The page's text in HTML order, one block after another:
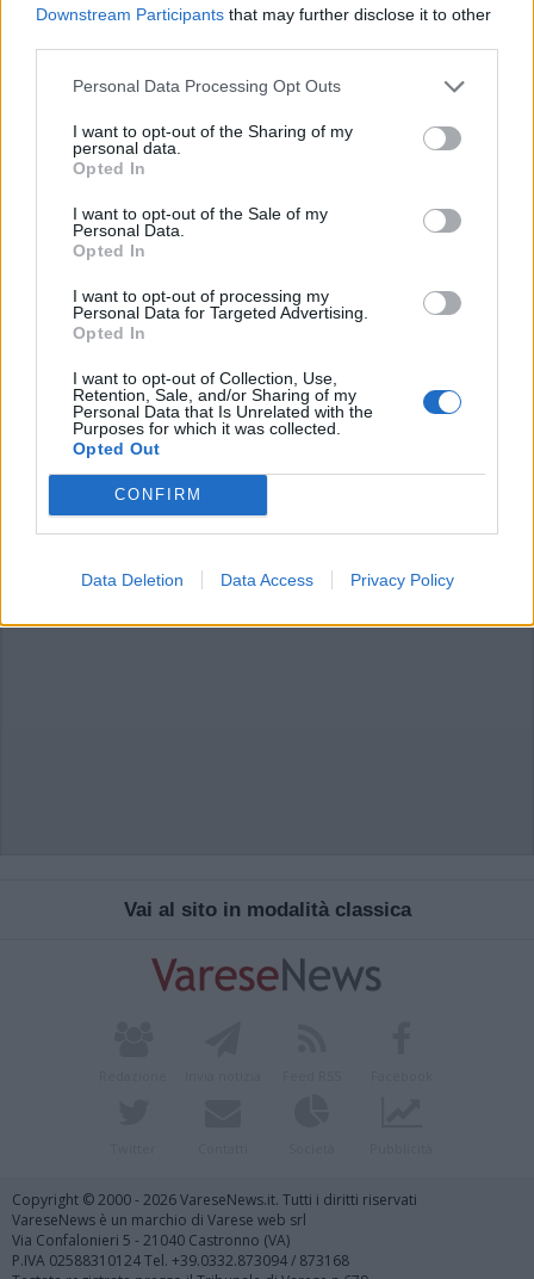
Downstream Participants that may further disclose it to other
Personal Data Processing Opt Outs
I want to opt-out of the Sharing of my
personal data.
Opted In
I want to opt-out of the Sale of my
Personal Data.
Opted In
I want to opt-out of processing my
Personal Data for Targeted Advertising.
Opted In
I want to opt-out of Collection, Use,
Retention, Sale, and/or Sharing of my
Personal Data that Is Unrelated with the
Purposes for which it was collected.
Opted Out
CONFIRM
Data Deletion Data Access Privacy Policy
ADV
Accedioregistratiper commentare questo
L'email è richiesta ma non verrà mostrata ai visitatori. Il contenuto di questo
commento esprime il pensiero dell'autore e non rappresenta la linea editoriale
di VareseNews.it, che rimane autonoma e indipendente. I messaggi inclusi nei
commenti non sono testi giornalistici, ma post inviati dai singoli lettori che
possono essere automaticamente pubblicati senza filtro preventivo. I commenti
che includano uno o più link a siti esterni verranno rimossi in automatico dal
Vai al sito in modalità classica
Copyright © 2000 - 2026 VareseNews.it. Tutti i diritti riservati
VareseNews è un marchio di Varese web srl
Via Confalonieri 5 - 21040 Castronno (VA)
P.IVA 02588310124 Tel. +39.0332.873094 / 873168